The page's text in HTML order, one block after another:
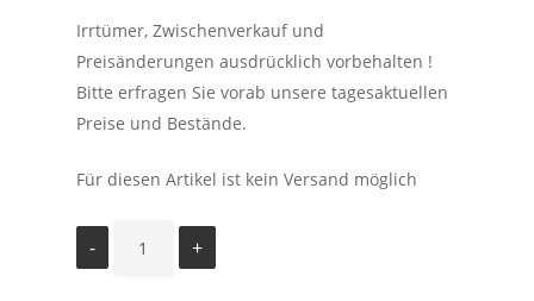
Irrtümer, Zwischenverkauf und
Preisänderungen ausdrücklich vorbehalten !
Bitte erfragen Sie vorab unsere tagesaktuellen
Preise und Bestände.
Für diesen Artikel ist kein Versand möglich